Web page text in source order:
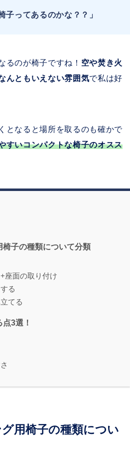
子ってあるのかな？？」
るのが椅子ですね！ 空や焚き火
んともいえない雰囲気で私は好
となると場所を取るのも確かで
すいコンパクトな椅子のオスス
椅子の種類について分類
座面の取り付け
る
てる
3選！
用椅子の種類につい